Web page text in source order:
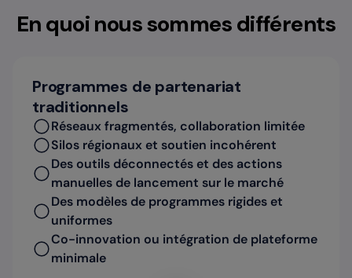
En quoi nous sommes différents
Programmes de partenariat
traditionnels
Réseaux fragmentés, collaboration limitée
Silos régionaux et soutien incohérent
Des outils déconnectés et des actions
manuelles de lancement sur le marché
Des modèles de programmes rigides et
uniformes
Co-innovation ou intégration de plateforme
minimale